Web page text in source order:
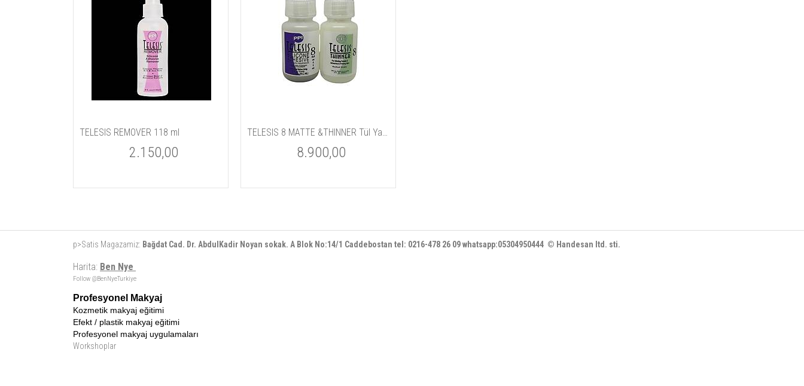
TELESIS REMOVER 118 ml
2.150,00
TELESIS 8 MATTE &THINNER Tül Yapıştırıcı Ve İnceltici Kit 59ml
8.900,00
p>Satis Magazamiz: Bağdat Cad. Dr. AbdulKadir Noyan sokak. A Blok No:14/1 Caddebostan tel: 0216-478 26 09 whatsapp:05304950444 © Handesan ltd. sti.
Harita: Ben Nye
Follow @BenNyeTurkiye
Profesyonel Makyaj
Kozmetik makyaj eğitimi
Efekt / plastik makyaj eğitimi
Profesyonel makyaj uygulamaları
Workshoplar